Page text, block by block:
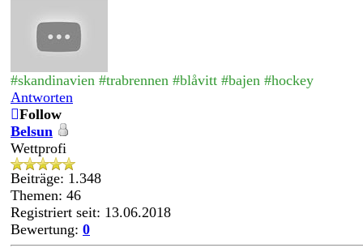
#skandinavien #trabrennen #blåvitt #bajen #hockey
Antworten
Follow
Belsun
Wettprofi
Beiträge: 1.348
Themen: 46
Registriert seit: 13.06.2018
Bewertung: 0